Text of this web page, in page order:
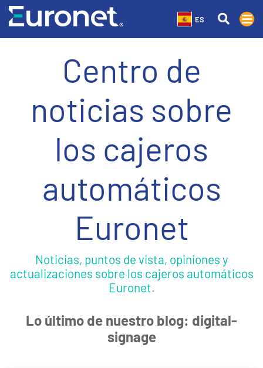
ES
Centro de
noticias sobre
los cajeros
automáticos
Euronet
Noticias, puntos de vista, opiniones y
actualizaciones sobre los cajeros automáticos
Euronet.
Lo último de nuestro blog: digital-
signage